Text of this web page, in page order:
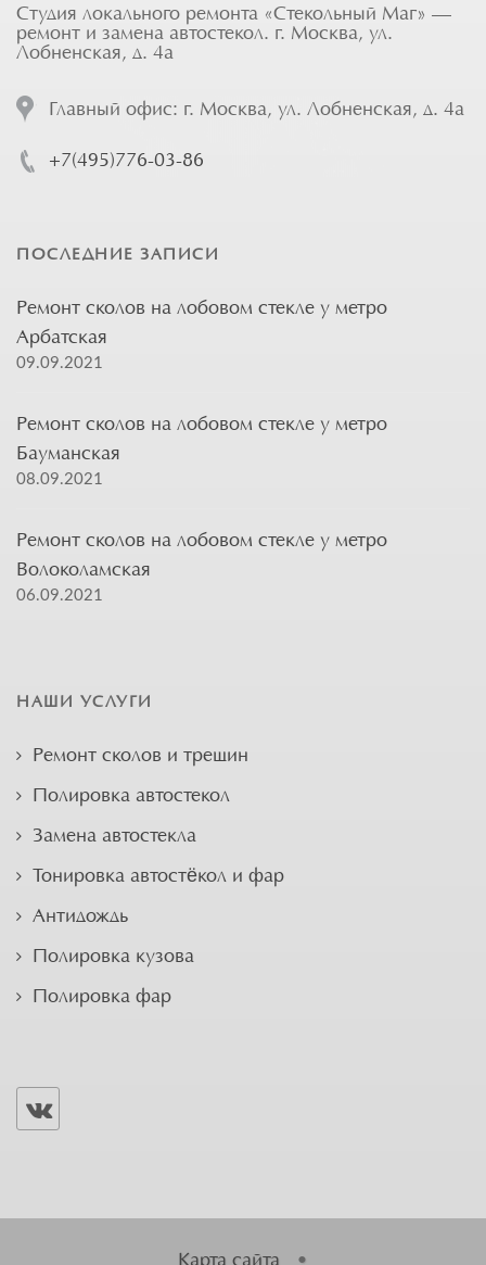
Студия локального ремонта «Стекольный Маг» —
ремонт и замена автостекол. г. Москва, ул.
Лобненская, д. 4а
Главный офис: г. Москва, ул. Лобненская, д. 4а
+7(495)776-03-86
ПОСЛЕДНИЕ ЗАПИСИ
Ремонт сколов на лобовом стекле у метро
Арбатская
09.09.2021
Ремонт сколов на лобовом стекле у метро
Бауманская
08.09.2021
Ремонт сколов на лобовом стекле у метро
Волоколамская
06.09.2021
НАШИ УСЛУГИ
Ремонт сколов и трещин
Полировка автостекол
Замена автостекла
Тонировка автостёкол и фар
Антидождь
Полировка кузова
Полировка фар
Карта сайта •